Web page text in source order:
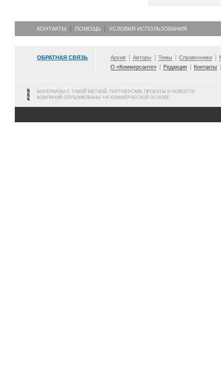
КОНТАКТЫ ПОМОЩЬ УСЛОВИЯ ИСПОЛЬЗОВАНИЯ
ОБРАТНАЯ СВЯЗЬ Архив Авторы Темы Справочники
О «Коммерсанте»
Редакция Контакты
МАТЕРИАЛЫ С ТАКОЙ МЕТКОЙ, ПАРТНЕРСКИЕ ПРОЕКТЫ И НОВОСТИ
КОМПАНИЙ ОПУБЛИКОВАНЫ НА КОММЕРЧЕСКОЙ ОСНОВЕ